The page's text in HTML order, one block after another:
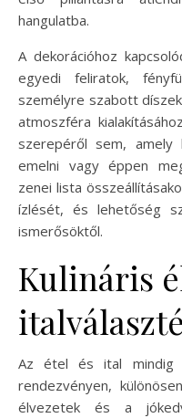
hangulatba.
A dekorációhoz
egyedi feliratok,
személyre szabott
atmoszféra
szerepéről sem,
emelni vagy éppen
zenei lista
ízlését, és lehetőség
ismerősöktől.
Kulináris
Az étel és ital mindig
rendezvényen,
élvezetek és a